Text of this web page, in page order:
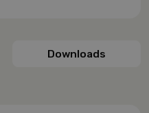
Downloads